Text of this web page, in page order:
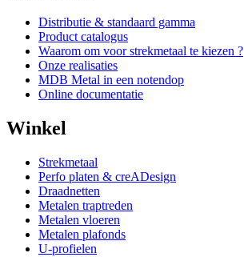
Distributie & standaard gamma
Product catalogus
Waarom om voor strekmetaal te kiezen ?
Onze realisaties
MDB Metal in een notendop
Online documentatie
Winkel
Strekmetaal
Perfo platen & creADesign
Draadnetten
Metalen traptreden
Metalen vloeren
Metalen plafonds
U-profielen